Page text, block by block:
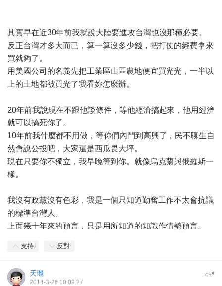
其實早在近30年前我就說大陸要進攻台灣也沒那種必要。
反正台灣才多大而已，算一算沒多少錢，把打仗的經費拿來
買就夠了。
用美國公司的名義先把工業區山區農地便宜買光光，一半以
上的土地都被買光了我看妳怎麼辦。
20年前我說現在不跟他談條件，等他經濟搞起來，他用經濟
就可以搞死你了。
10年前我什麼都不用做，等你們內鬥到高興了，民不聊生自
然會說公投吧，大家還是西瓜畏大坪。
現在只要你不獨立，我早晚等到你。就像烏克蘭與俄羅斯一
樣。
我沒有政黨沒有色彩，我是一個只知道勤奮工作不太會抗議
的標準台灣人。
上面幾十年來的預言，只是用所知道的知識作情勢預言。
支持 反對
48#
天璣
2014-3-26 10:09:27